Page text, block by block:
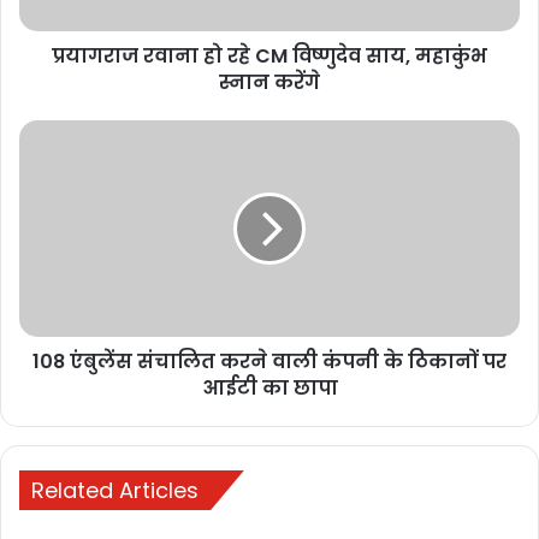
October 25, 2025
Buland media today news
स्नान
प्रयागराज रवाना हो रहे CM विष्णुदेव साय, महाकुंभ
स्नान करेंगे
108
पर
आईटी
108 एंबुलेंस संचालित करने वाली कंपनी के ठिकानों पर
आईटी का छापा
Related Articles